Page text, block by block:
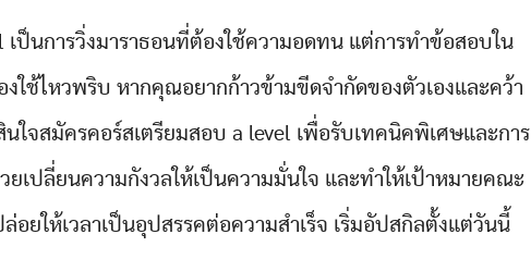
เป็นการวิ่งมาราธอนที่ต้องใช้ความอดทน แต่การทำข้อสอบใน
ใช้ไหวพริบ หากคุณอยากก้าวข้ามขีดจำกัดของตัวเองและคว้า
ใจสมัครคอร์สเตรียมสอบ a level เพื่อรับเทคนิคพิเศษและการ
เปลี่ยนความกังวลให้เป็นความมั่นใจ และทำให้เป้าหมายคณะ
อยให้เวลาเป็นอุปสรรคต่อความสำเร็จ เริ่มอัปสกิลตั้งแต่วันนี้